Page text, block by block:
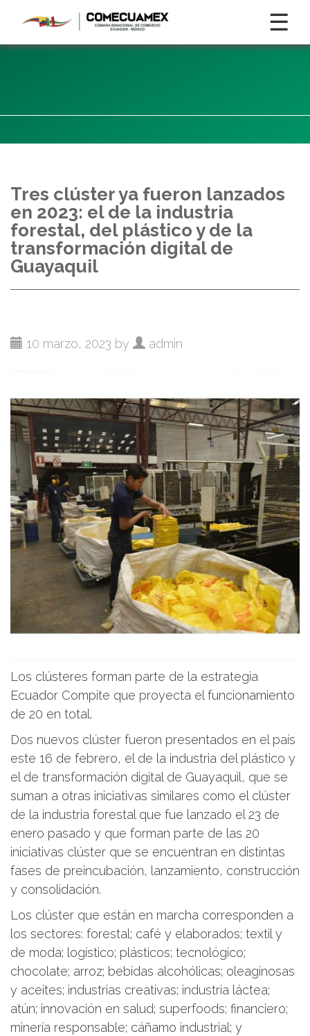
☰
Tres clúster ya fueron lanzados
en 2023: el de la industria
forestal, del plástico y de la
transformación digital de
Guayaquil
10 marzo, 2023 by admin
Los clústeres forman parte de la estrategia
Ecuador Compite que proyecta el funcionamiento
de 20 en total.
Dos nuevos clúster fueron presentados en el país
este 16 de febrero, el de la industria del plástico y
el de transformación digital de Guayaquil, que se
suman a otras iniciativas similares como el clúster
de la industria forestal que fue lanzado el 23 de
enero pasado y que forman parte de las 20
iniciativas clúster que se encuentran en distintas
fases de preincubación, lanzamiento, construcción
y consolidación.
Los clúster que están en marcha corresponden a
los sectores: forestal; café y elaborados; textil y
de moda; logístico; plásticos; tecnológico;
chocolate; arroz; bebidas alcohólicas; oleaginosas
y aceites; industrias creativas; industria láctea;
atún; innovación en salud; superfoods; financiero;
minería responsable; cáñamo industrial; y